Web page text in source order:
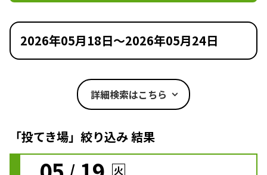
2026年05月18日～2026年05月24日
詳細検索はこちら
「投てき場」絞り込み 結果
/ 火